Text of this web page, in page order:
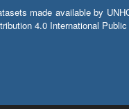
made available by
4.0 International